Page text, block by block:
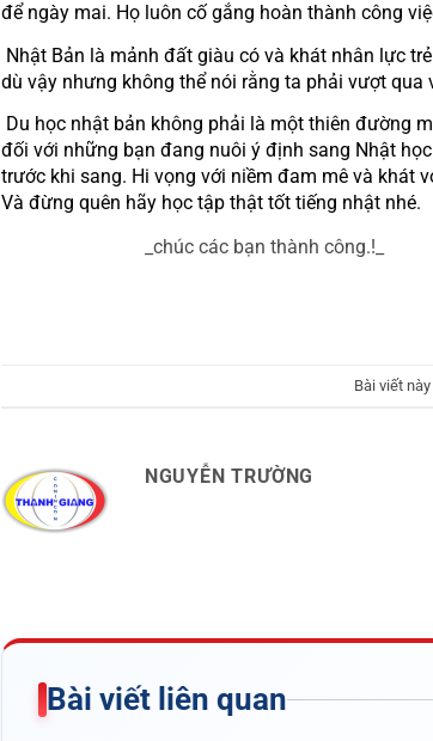
để ngày mai. Họ luôn cố gắng hoàn thành công
dù vậy nhưng không thể nói rằng ta phải vượt
đối với những bạn đang nuôi ý định sang Nhật
trước khi sang. Hi vọng với niềm đam mê và khát
Và đừng quên hãy học tập thật tốt tiếng nhật nhé.
_chúc các bạn thành công.!_
Bài viết
NGUYỄN TRƯỜNG
Bài viết liên quan